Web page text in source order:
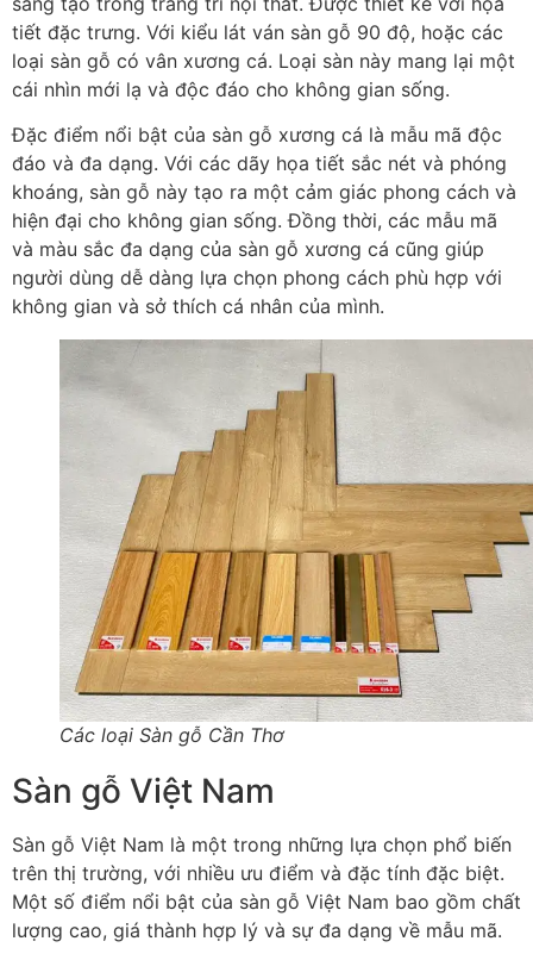
tiết đặc trưng. Với kiểu lát ván sàn gỗ 90 độ, hoặc các
loại sàn gỗ có vân xương cá. Loại sàn này mang lại một
cái nhìn mới lạ và độc đáo cho không gian sống.
Đặc điểm nổi bật của sàn gỗ xương cá là mẫu mã độc
đáo và đa dạng. Với các dãy họa tiết sắc nét và phóng
khoáng, sàn gỗ này tạo ra một cảm giác phong cách và
hiện đại cho không gian sống. Đồng thời, các mẫu mã
và màu sắc đa dạng của sàn gỗ xương cá cũng giúp
người dùng dễ dàng lựa chọn phong cách phù hợp với
không gian và sở thích cá nhân của mình.
Các loại Sàn gỗ Cần Thơ
Sàn gỗ Việt Nam
Sàn gỗ Việt Nam là một trong những lựa chọn phổ biến
trên thị trường, với nhiều ưu điểm và đặc tính đặc biệt.
Một số điểm nổi bật của sàn gỗ Việt Nam bao gồm chất
lượng cao, giá thành hợp lý và sự đa dạng về mẫu mã.